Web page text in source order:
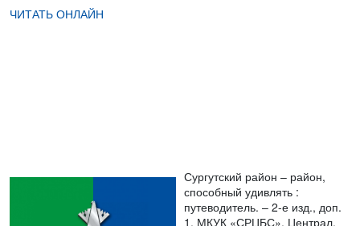
ЧИТАТЬ ОНЛАЙН
Сургутский район – район,
способный удивлять :
путеводитель. – 2-е изд., доп.
1. МКУК «СРЦБС», Централ.